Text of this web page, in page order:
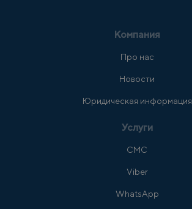
Компания
Про нас
Новости
Юридическая информация
Услуги
СМС
Viber
WhatsApp